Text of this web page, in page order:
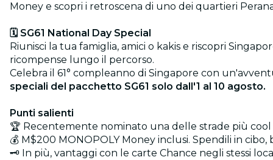
Money e scopri i retroscena di uno dei quartieri
🗓️ SG61 National Day Special
Riunisci la tua famiglia, amici o kakis e riscopri
ricompense lungo il percorso.
Celebra il 61° compleanno di Singapore con
speciali del pacchetto SG61 solo dall'1 al 10 agosto.
Punti salienti
🏆 Recentemente nominato una delle strade più
💰 M$200 MONOPOLY Money inclusi. Spendili in
🗝️ In più, vantaggi con le carte Chance negli stessi